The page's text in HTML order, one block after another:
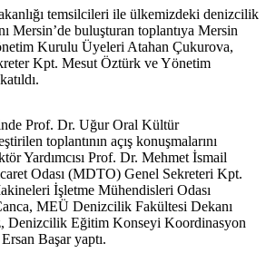
temsilcileri ile ülkemizdeki denizcilik
Mersin’de buluşturan toplantıya Mersin
Kurulu Üyeleri Atahan Çukurova,
Kpt. Mesut Öztürk ve Yönetim
Prof. Dr. Uğur Oral Kültür
toplantının açış konuşmalarını
Yardımcısı Prof. Dr. Mehmet İsmail
Odası (MDTO) Genel Sekreteri Kpt.
İşletme Mühendisleri Odası
MEÜ Denizcilik Fakültesi Dekanı
Denizcilik Eğitim Konseyi Koordinasyon
Başar yaptı.